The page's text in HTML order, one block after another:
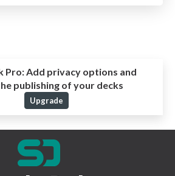
Pro:Add privacy options and
publishing of your decks
Upgrade